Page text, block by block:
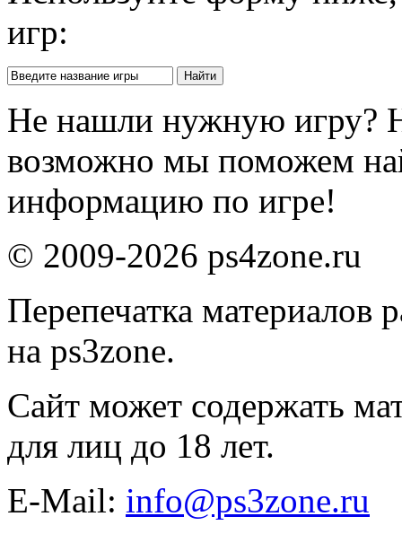
игр:
Не нашли нужную игру?
возможно мы поможем
информацию по игре!
© 2009-2026 ps4zone.ru
Перепечатка материалов
на ps3zone.
Сайт может содержать
для лиц до 18 лет.
E-Mail: info@ps3zone.ru